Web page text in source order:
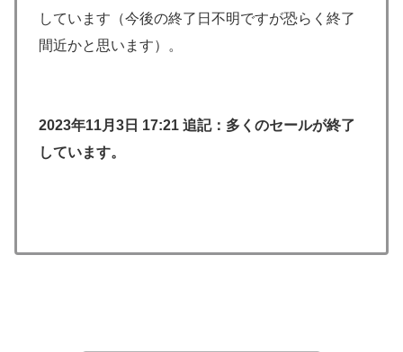
しています（今後の終了日不明ですが恐らく終了
間近かと思います）。
2023年11月3日 17:21 追記：多くのセールが終了
しています。